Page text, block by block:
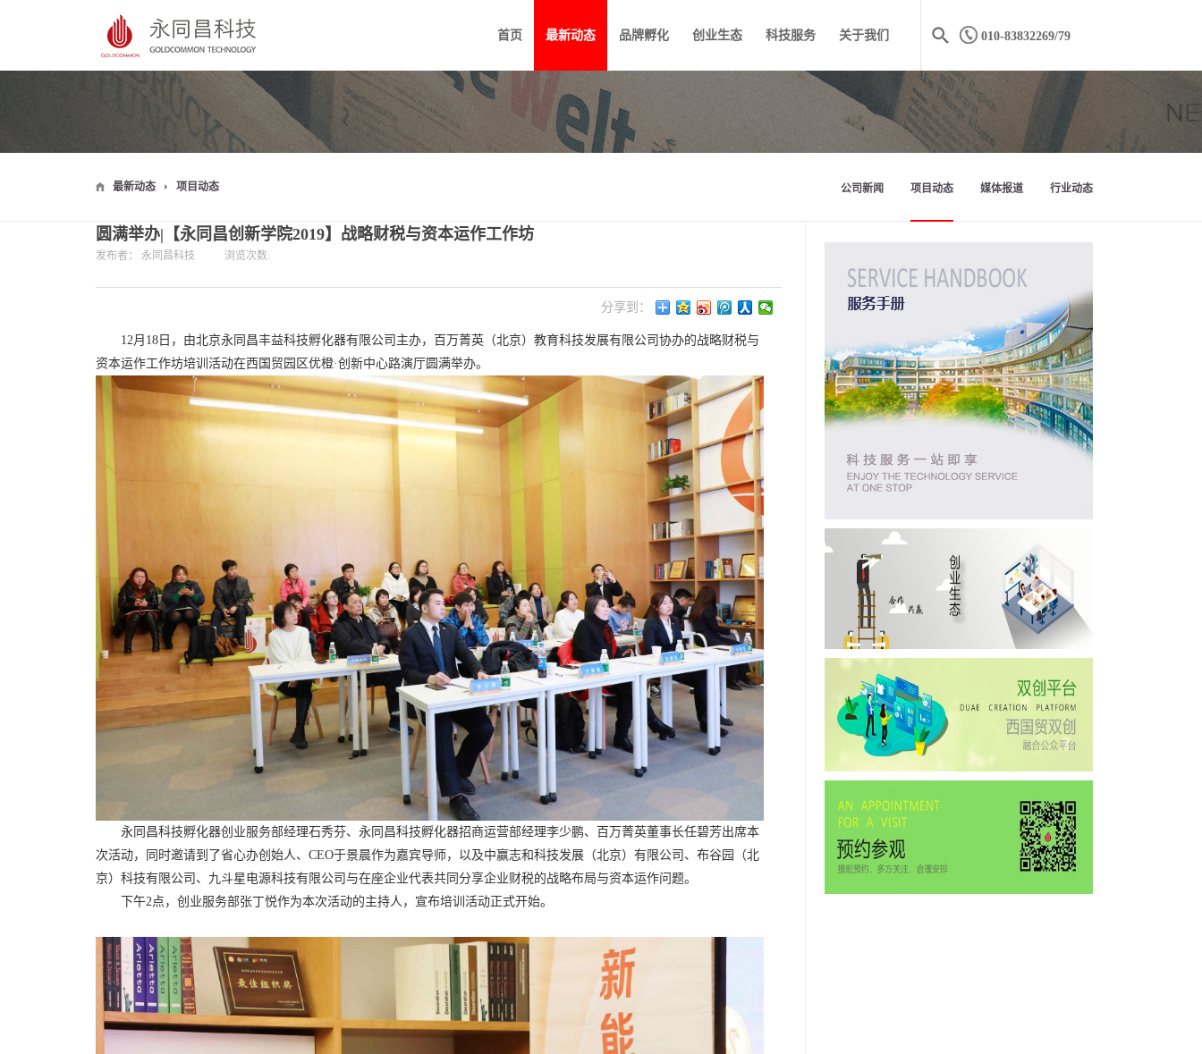
010-83832269/79
首页 最新动态 品牌孵化 创业生态 科技服务 关于我们
最新动态 项目动态 公司新闻 项目动态 媒体报道 行业动态
圆满举办|【永同昌创新学院2019】战略财税与资本运作工作坊
发布者： 永同昌科技 浏览次数:
分享到：
12月18日，由北京永同昌丰益科技孵化器有限公司主办，百万菁英（北京）教育科技发展有限公司协办的战略财税与
资本运作工作坊培训活动在西国贸园区优橙·创新中心路演厅圆满举办。
永同昌科技孵化器创业服务部经理石秀芬、永同昌科技孵化器招商运营部经理李少鹏、
百万菁英董事长任碧芳出席本
次活动，同时邀请到了省心办创始人、CEO于景晨作为嘉宾导师，以及中赢志和科技发展（北京）有限公司、布谷园（北
京）科技有限公司、九斗星电源科技有限公司与在座企业代表共同分享企业财税的战略布局与资本运作问题。
下午2点，创业服务部张丁悦作为本次活动的主持人，宣布培训活动正式开始。